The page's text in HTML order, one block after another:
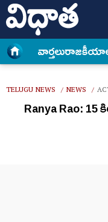
వార్త‌లు
TELUGU NEWS / NEWS /
Ranya Rao: 15